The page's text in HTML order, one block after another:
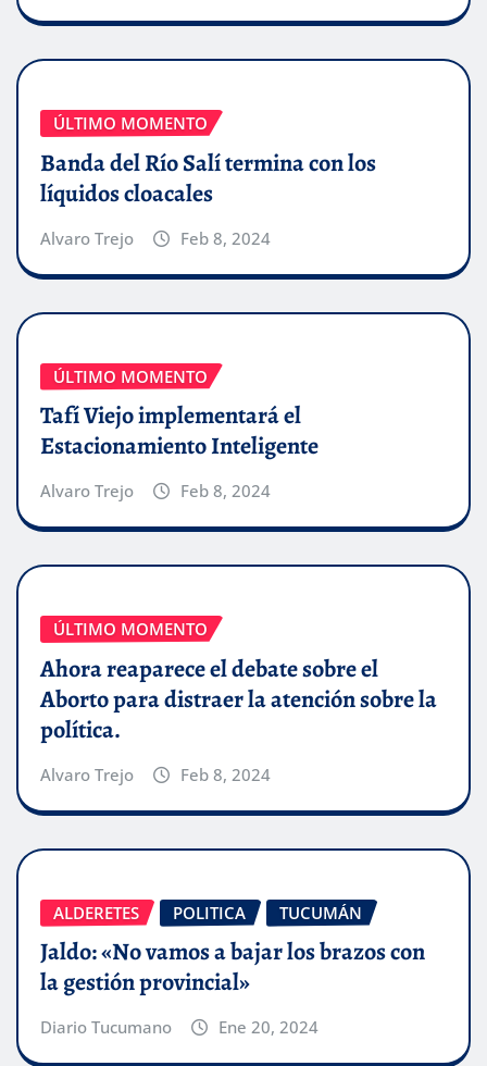
ÚLTIMO MOMENTO
Banda del Río Salí termina con los
líquidos cloacales
Alvaro Trejo Feb 8, 2024
ÚLTIMO MOMENTO
Tafí Viejo implementará el
Estacionamiento Inteligente
Alvaro Trejo Feb 8, 2024
ÚLTIMO MOMENTO
Ahora reaparece el debate sobre el
Aborto para distraer la atención sobre la
política.
Alvaro Trejo Feb 8, 2024
ALDERETES POLITICA TUCUMÁN
Jaldo: «No vamos a bajar los brazos con
la gestión provincial»
Diario Tucumano Ene 20, 2024